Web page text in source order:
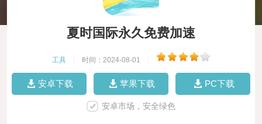
夏时国际永久免费加速
工具 时间：2024-08-01
安卓下载 苹果下载 PC下载
安卓市场，安全绿色